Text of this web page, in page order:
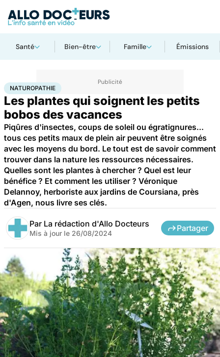
Santé Bien-être Famille Émissions
AccueilBien-êtreNaturopathie
NATUROPATHIE
Les plantes qui soignent les petits
bobos des vacances
Piqûres d'insectes, coups de soleil ou égratignures...
tous ces petits maux de plein air peuvent être soignés
avec les moyens du bord. Le tout est de savoir comment
trouver dans la nature les ressources nécessaires.
Quelles sont les plantes à chercher ? Quel est leur
bénéfice ? Et comment les utiliser ? Véronique
Delannoy, herboriste aux jardins de Coursiana, près
d'Agen, nous livre ses clés.
Par La rédaction d'Allo Docteurs
Mis à jour le 26/08/2024
Partager